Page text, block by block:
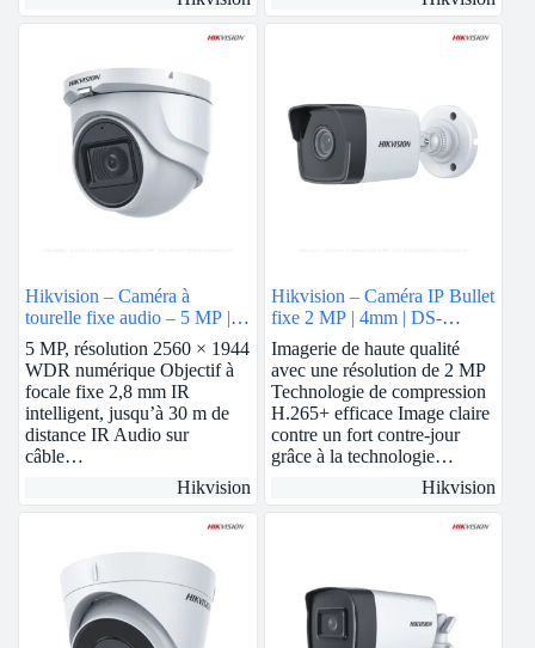
Hikvision – Caméra à
tourelle fixe audio – 5 MP |
DS-76H0T-ITMFS
5 MP, résolution 2560 × 1944
WDR numérique Objectif à
focale fixe 2,8 mm IR
intelligent, jusqu’à 30 m de
distance IR Audio sur
câble…
Hikvision
Hikvision – Caméra IP Bullet
fixe 2 MP | 4mm | DS-
2CD1023G0E-I
Imagerie de haute qualité
avec une résolution de 2 MP
Technologie de compression
H.265+ efficace Image claire
contre un fort contre-jour
grâce à la technologie…
Hikvision